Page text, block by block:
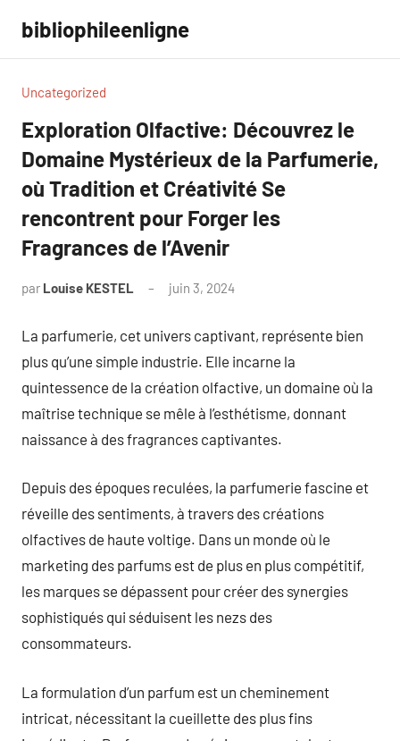
contenu
bibliophileenligne
Uncategorized
Exploration Olfactive: Découvrez le
Domaine Mystérieux de la Parfumerie,
où Tradition et Créativité Se
rencontrent pour Forger les
Fragrances de l’Avenir
par Louise KESTEL juin 3, 2024
La parfumerie, cet univers captivant, représente bien
plus qu’une simple industrie. Elle incarne la
quintessence de la création olfactive, un domaine où la
maîtrise technique se mêle à l’esthétisme, donnant
naissance à des fragrances captivantes.
Depuis des époques reculées, la parfumerie fascine et
réveille des sentiments, à travers des créations
olfactives de haute voltige. Dans un monde où le
marketing des parfums est de plus en plus compétitif,
les marques se dépassent pour créer des synergies
sophistiqués qui séduisent les nezs des
consommateurs.
La formulation d’un parfum est un cheminement
intricat, nécessitant la cueillette des plus fins